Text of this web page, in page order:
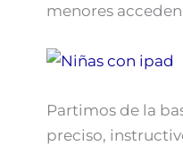
menores
Partimos de la
preciso,